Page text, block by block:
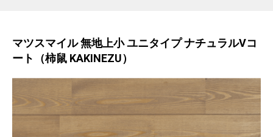
マツスマイル 無地上小 ユニタイプ ナチュラルVコ
ート（柿鼠 KAKINEZU）